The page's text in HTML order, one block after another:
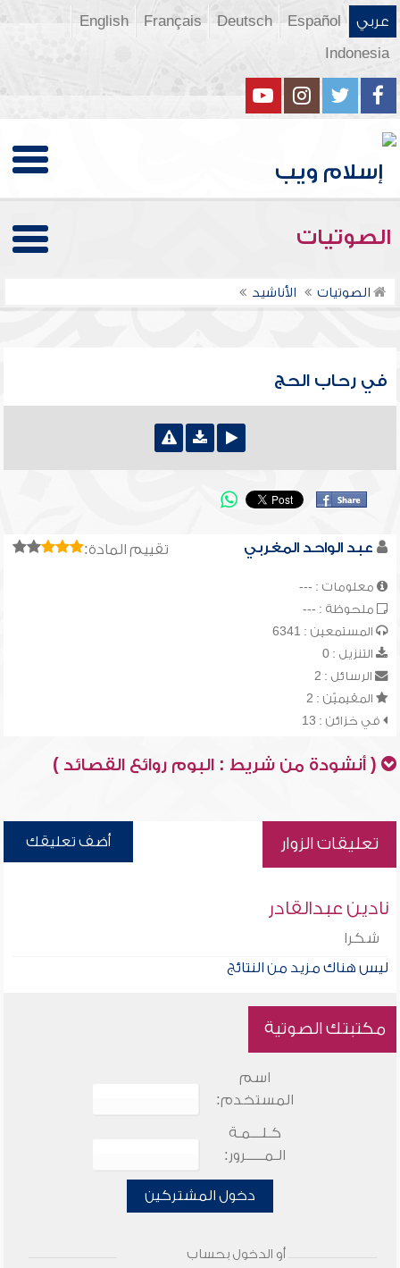
عربي Español
Deutsch
Français
English
Indonesia
الصوتيات
الصوتيات الأناشيد
في رحاب الحج
تقييم المادة: عبد الواحد المغربي
معلومات : ---
ملحوظة : ---
المستمعين : 6341
التنزيل : 0
الرسائل : 2
المقيميّن : 2
في خزائن : 13
( أنشودة من شريط : البوم روائع القصائد )
تعليقات الزوار أضف تعليقك
نادين عبدالقادر
شكرا
ليس هناك مزيد من النتائج
مكتبتك الصوتية
اسم
المستخدم:
كـلـــمـة
الـمـــــرور:
دخول المشتركين
أو الدخول بحساب